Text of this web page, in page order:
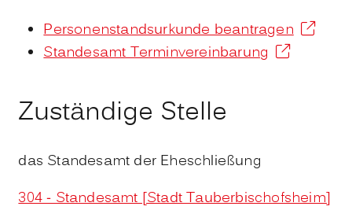
Personenstandsurkunde beantragen
Standesamt Terminvereinbarung
Zuständige Stelle
das Standesamt der Eheschließung
304 - Standesamt [Stadt Tauberbischofsheim]